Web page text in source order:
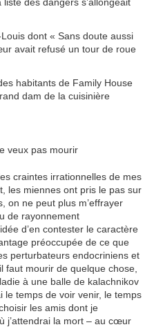
des dangers s’allongeait
dont « Sans doute aussi
avait refusé un tour de roue
habitants de Family House
dam de la cuisinière
veux pas mourir
craintes irrationnelles de mes
les miennes ont pris le pas sur
on ne peut plus m’effrayer
de rayonnement
d’en contester le caractère
préoccupée de ce que
perturbateurs endocriniens et
faut mourir de quelque chose,
à une balle de kalachnikov
le temps de voir venir, le temps
les amis dont je
j’attendrai la mort – au cœur